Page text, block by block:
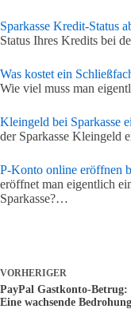
Sparkasse Kredit-Status
Status Ihres Kredits bei
Was kostet ein
Wie viel muss man
Kleingeld bei Sparkasse
der Sparkasse Kleingeld
P-Konto online eröffnen
eröffnet man eigentlich
Sparkasse?…
VORHERIGER
PayPal Gastkonto-Betrug:
Eine wachsende Bedrohung